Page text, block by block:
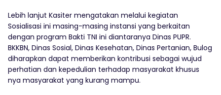
Lebih lanjut Kasiter mengatakan melalui kegiatan
Sosialisasi ini masing-masing instansi yang berkaitan
dengan program Bakti TNI ini diantaranya Dinas PUPR.
BKKBN, Dinas Sosial, Dinas Kesehatan, Dinas Pertanian, Bulog
diharapkan dapat memberikan kontribusi sebagai wujud
perhatian dan kepedulian terhadap masyarakat khusus
nya masyarakat yang kurang mampu.